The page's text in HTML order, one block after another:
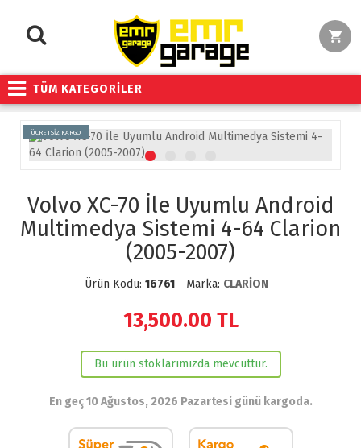
TÜM KATEGORİLER
ÜCRETSİZ KARGO
Volvo XC-70 İle Uyumlu Android
Multimedya Sistemi 4-64 Clarion
(2005-2007)
Ürün Kodu: 16761 Marka: CLARİON
13,500.00 TL
Bu ürün stoklarımızda mevcuttur.
En geç 10 Ağustos, 2026 Pazartesi günü kargoda.